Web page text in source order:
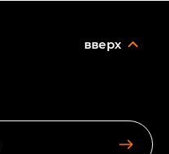
вверх